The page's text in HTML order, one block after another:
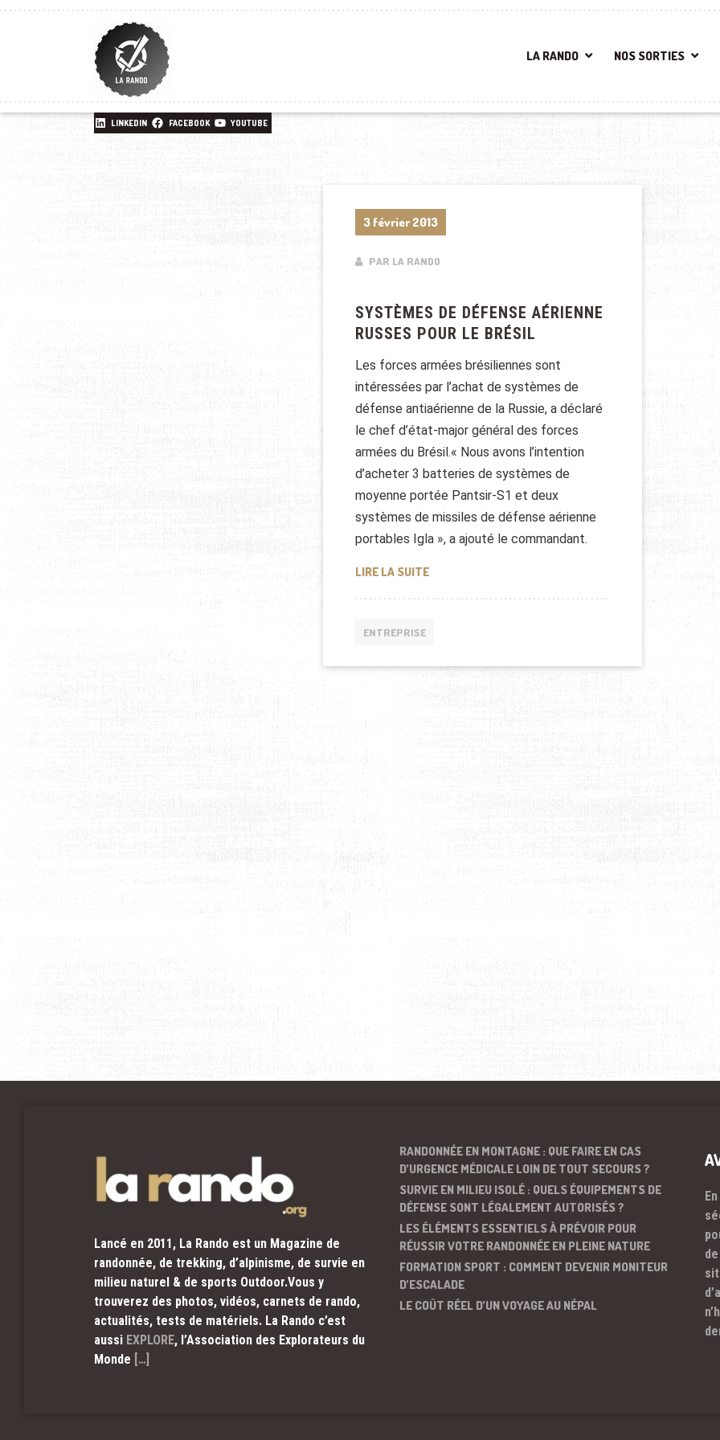
LA RANDO NOS SORTIES
LINKEDIN FACEBOOK YOUTUBE
3 février 2013
PAR LA RANDO
SYSTÈMES DE DÉFENSE AÉRIENNE
RUSSES POUR LE BRÉSIL
Les forces armées brésiliennes sont
intéressées par l’achat de systèmes de
défense antiaérienne de la Russie, a déclaré
le chef d’état-major général des forces
armées du Brésil.« Nous avons l’intention
d’acheter 3 batteries de systèmes de
moyenne portée Pantsir-S1 et deux
systèmes de missiles de défense aérienne
portables Igla », a ajouté le commandant.
LIRE LA SUITESYSTÈMES DE DÉFENSE AÉRIENNE RUSSES POUR LE
ENTREPRISE
Lancé en 2011, La Rando est un Magazine de
randonnée, de trekking, d’alpinisme, de survie en
milieu naturel & de sports Outdoor.Vous y
trouverez des photos, vidéos, carnets de rando,
actualités, tests de matériels. La Rando c’est
aussi EXPLORE, l’Association des Explorateurs du
Monde […]
RANDONNÉE EN MONTAGNE : QUE FAIRE EN CAS
D’URGENCE MÉDICALE LOIN DE TOUT SECOURS ?
SURVIE EN MILIEU ISOLÉ : QUELS ÉQUIPEMENTS DE
DÉFENSE SONT LÉGALEMENT AUTORISÉS ?
LES ÉLÉMENTS ESSENTIELS À PRÉVOIR POUR
RÉUSSIR VOTRE RANDONNÉE EN PLEINE NATURE
FORMATION SPORT : COMMENT DEVENIR MONITEUR
D’ESCALADE
LE COÛT RÉEL D’UN VOYAGE AU NÉPAL